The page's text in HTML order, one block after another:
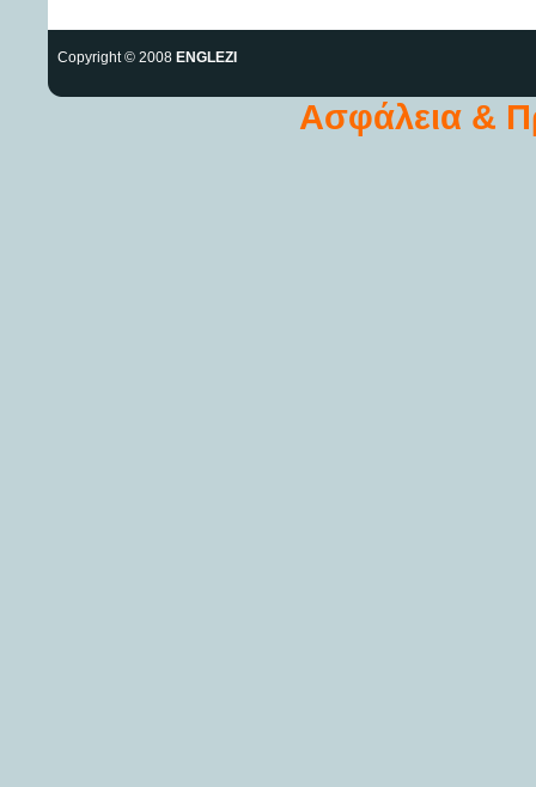
Copyright © 2008 ENGLEZI
Ασφάλεια &